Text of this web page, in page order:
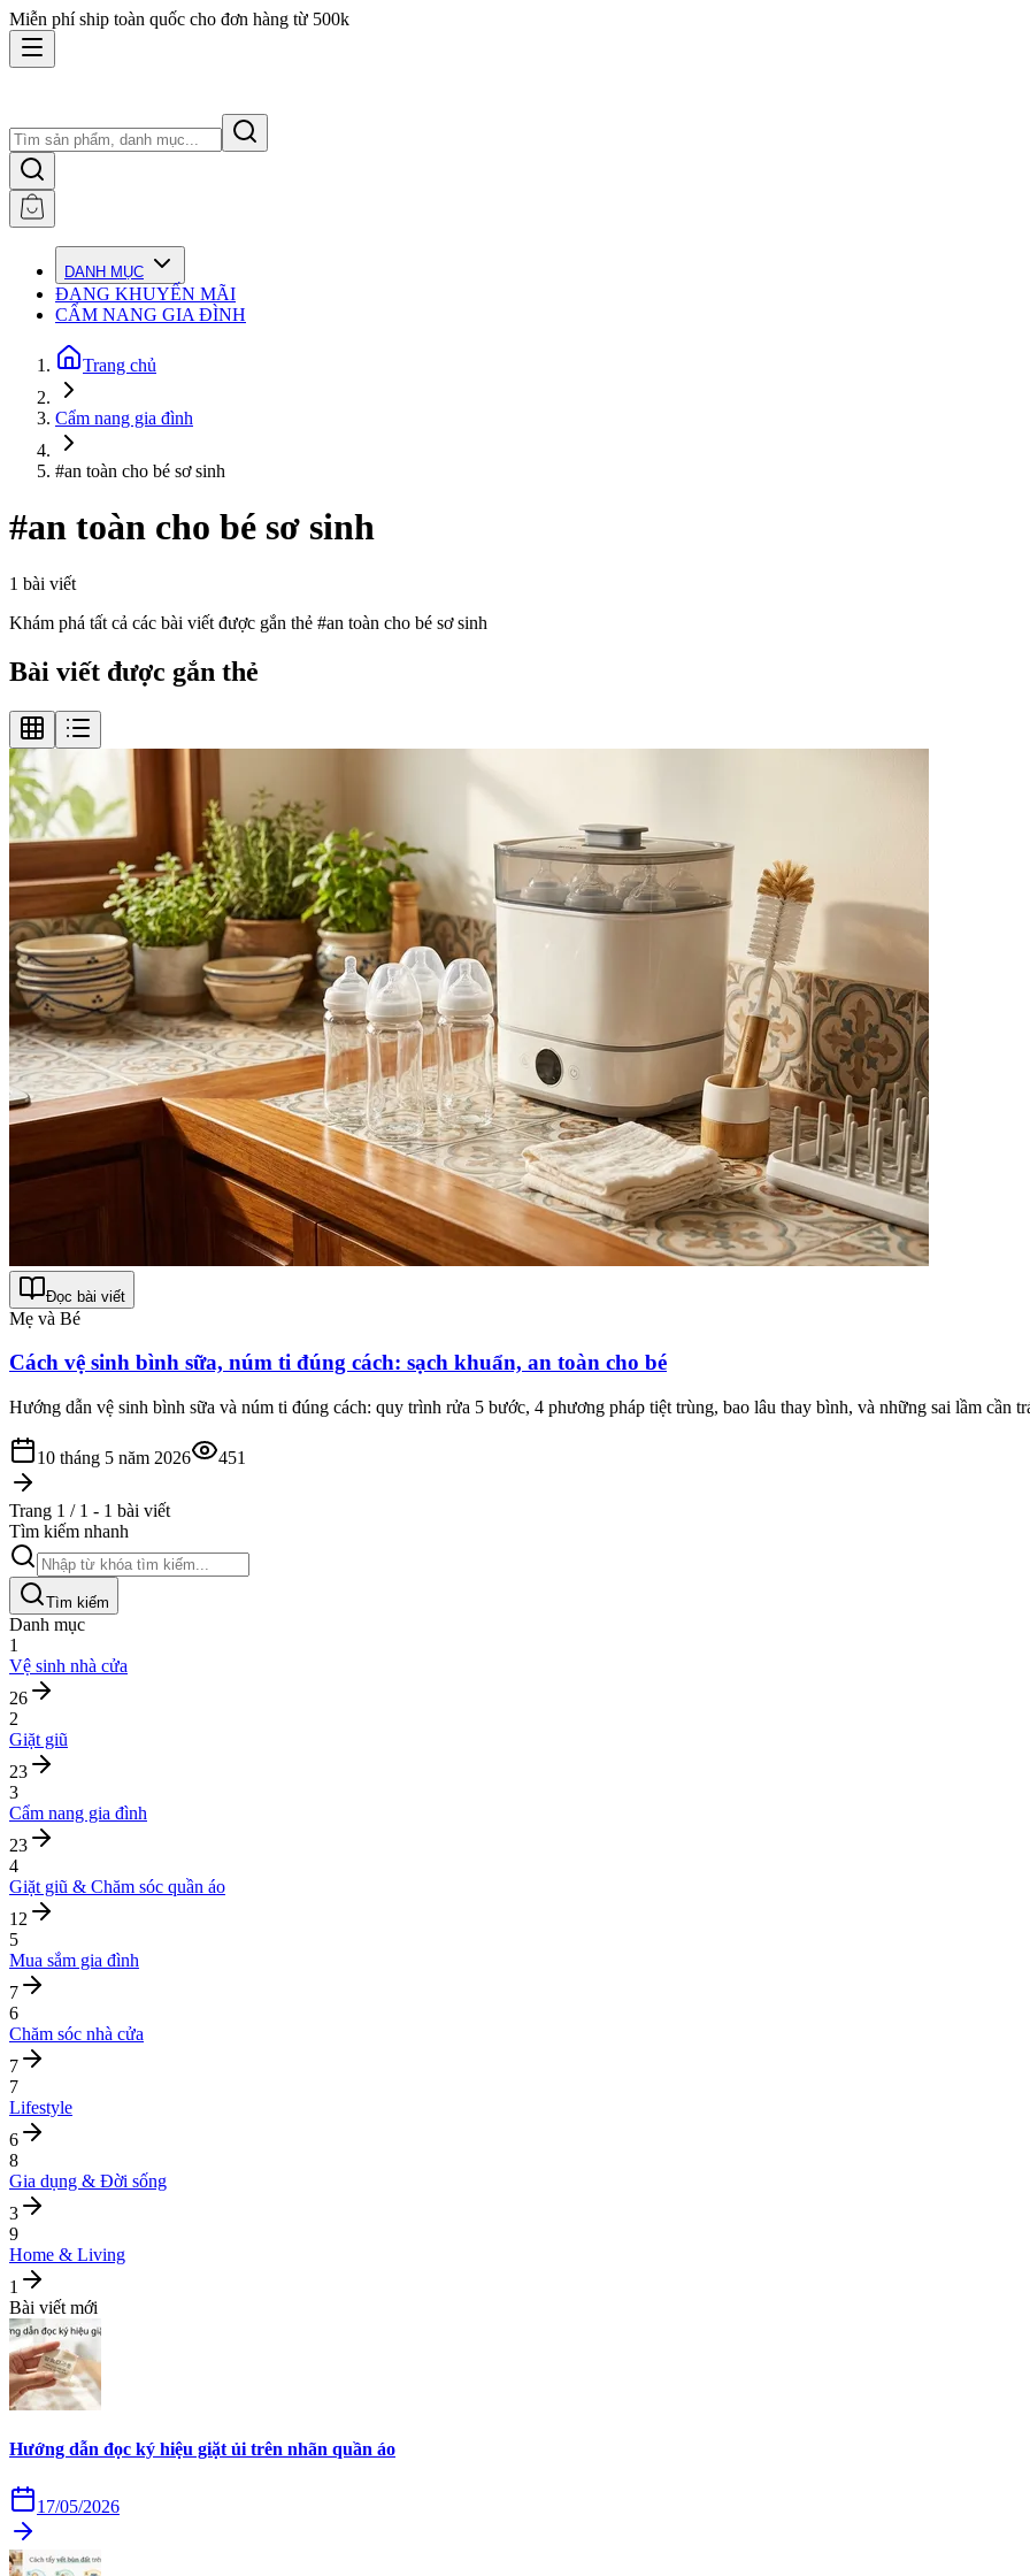
Miễn phí ship toàn quốc cho đơn hàng từ 500k
DANH MỤC
ĐANG KHUYẾN MÃI
CẨM NANG GIA ĐÌNH
Trang chủ
Cẩm nang gia đình
#an toàn cho bé sơ sinh
#an toàn cho bé sơ sinh
1 bài viết
Khám phá tất cả các bài viết được gắn thẻ #an toàn cho bé sơ sinh
Bài viết được gắn thẻ
Đọc bài viết
Mẹ và Bé
Cách vệ sinh bình sữa, núm ti đúng cách: sạch khuẩn, an toàn cho bé
Hướng dẫn vệ sinh bình sữa và núm ti đúng cách: quy trình rửa 5 bước, 4 phương pháp tiệt trùng, bao lâu thay bình, và những sai lầm cần
10 tháng 5 năm 2026 451
Trang 1 / 1 - 1 bài viết
Tìm kiếm nhanh
Tìm kiếm
Danh mục
1
Vệ sinh nhà cửa
26
2
Giặt giũ
23
3
Cẩm nang gia đình
23
4
Giặt giũ & Chăm sóc quần áo
12
5
Mua sắm gia đình
7
6
Chăm sóc nhà cửa
7
7
Lifestyle
6
8
Gia dụng & Đời sống
3
9
Home & Living
1
Bài viết mới
Hướng dẫn đọc ký hiệu giặt ủi trên nhãn quần áo
17/05/2026